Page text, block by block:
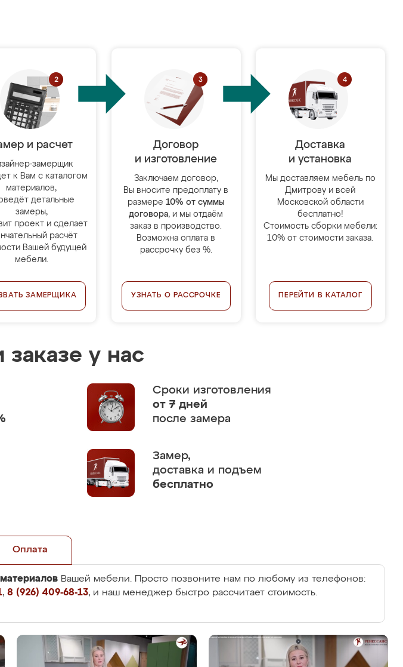
и расчет
замерщик
к Вам с каталогом
материалов,
детальные
замеры,
проект и сделает
расчёт
Вашей будущей
мебели.
ЗАМЕРЩИКА
Договор
и изготовление
Заключаем договор,
Вы вносите предоплату в
размере 10% от суммы
договора, и мы отдаём
заказ в производство.
Возможна оплата в
рассрочку без %.
УЗНАТЬ О РАССРОЧКЕ
Доставка
и установка
Мы доставляем мебель по
Дмитрову и всей
Московской области
бесплатно!
Стоимость сборки мебели:
10% от стоимости заказа.
ПЕРЕЙТИ В КАТАЛОГ
у нас
Сроки изготовления
от 7 дней
после замера
Замер,
доставка и подъем
бесплатно
Оплата
Вашей мебели. Просто позвоните нам по любому из телефонов:
, 8 (926) 409-68-13, и наш менеджер быстро рассчитает стоимость.